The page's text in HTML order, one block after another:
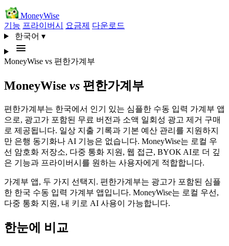
MoneyWise
기능 프라이버시 요금제 다운로드
한국어 ▾
MoneyWise vs 편한가계부
MoneyWise vs 편한가계부
편한가계부는 한국에서 인기 있는 심플한 수동 입력 가계부 앱
으로, 광고가 포함된 무료 버전과 소액 일회성 광고 제거 구매
로 제공됩니다. 일상 지출 기록과 기본 예산 관리를 지원하지
만 은행 동기화나 AI 기능은 없습니다. MoneyWise는 로컬 우
선 암호화 저장소, 다중 통화 지원, 웹 접근, BYOK AI로 더 깊
은 기능과 프라이버시를 원하는 사용자에게 적합합니다.
가계부 앱, 두 가지 선택지. 편한가계부는 광고가 포함된 심플
한 한국 수동 입력 가계부 앱입니다. MoneyWise는 로컬 우선,
다중 통화 지원, 내 키로 AI 사용이 가능합니다.
한눈에 비교